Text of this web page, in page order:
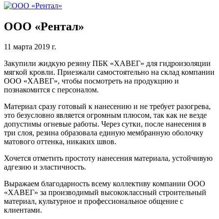
ООО «Рентал»
11 марта 2019 г.
Закупили жидкую резину ПБК «ХАВЕГ» для гидроизоляции
мягкой кровли. Приезжали самостоятельно на склад компании
ООО «ХАВЕГ», чтобы посмотреть на продукцию и
познакомится с персоналом.
Материал сразу готовый к нанесению и не требует разогрева,
это безусловно является огромным плюсом, так как не везде
допустимы огневые работы. Через сутки, после нанесения в
три слоя, резина образовала единую мембранную оболочку
матового оттенка, никаких швов.
Хочется отметить простоту нанесения материала, устойчивую
адгезию и эластичность.
Выражаем благодарность всему коллективу компании ООО
«ХАВЕГ» за производимый высококлассный строительный
материал, культурное и профессиональное общение с
клиентами.